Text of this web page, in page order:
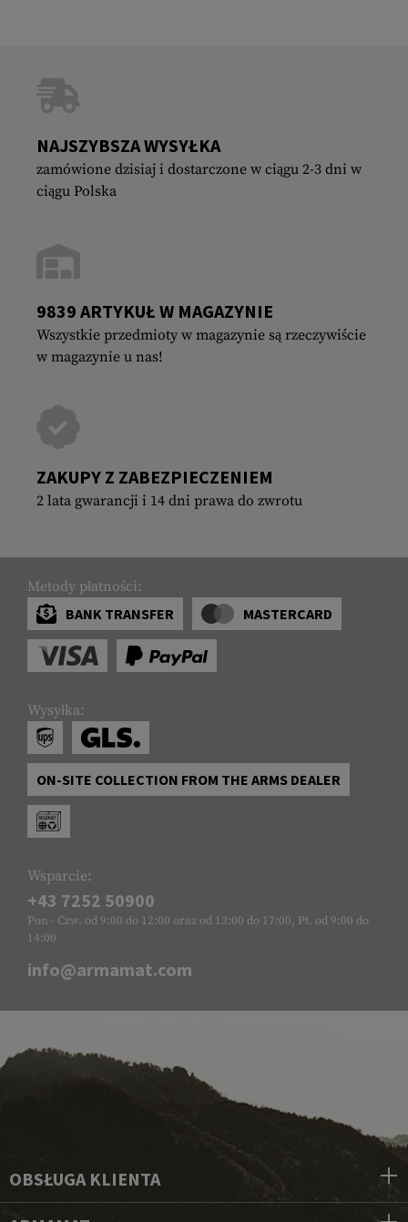
NAJSZYBSZA WYSYŁKA
zamówione dzisiaj i dostarczone w ciągu 2-3 dni w
ciągu Polska
9839 ARTYKUŁ W MAGAZYNIE
Wszystkie przedmioty w magazynie są rzeczywiście
w magazynie u nas!
ZAKUPY Z ZABEZPIECZENIEM
2 lata gwarancji i 14 dni prawa do zwrotu
Metody płatności:
BANK TRANSFER
MASTERCARD
Wysyłka:
ON-SITE COLLECTION FROM THE ARMS DEALER
Wsparcie:
+43 7252 50900
Pon - Czw. od 9:00 do 12:00 oraz od 13:00 do 17:00, Pt. od 9:00 do
14:00
info@armamat.com
OBSŁUGA KLIENTA